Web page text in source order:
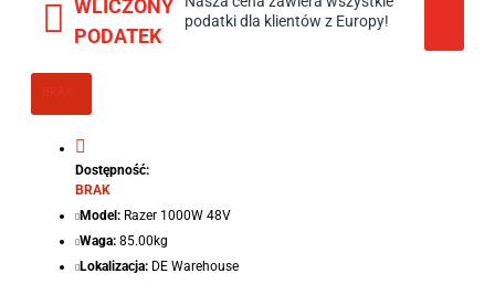
WLICZONY
PODATEK
podatki dla klientów z Europy!
Dostępność:
BRAK
Model: Razer 1000W 48V
Waga: 85.00kg
Lokalizacja: DE Warehouse